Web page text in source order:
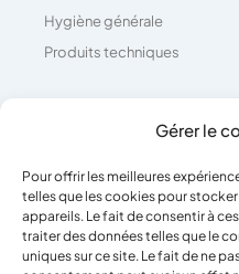
Gérer le
Pour offrir les meilleures
telles que les cookies pour
appareils. Le fait de consentir à
traiter des données telles que le
uniques sur ce site. Le fait de ne
04 73 26 81 71
39 Rue Pierre Boulanger,
63100 Clermont-Ferrand
Hygiène générale
Produits techniques